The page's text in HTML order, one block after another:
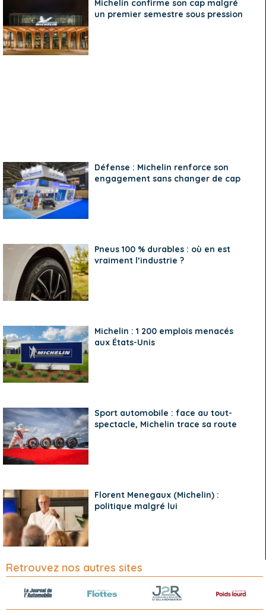
Michelin confirme son cap malgré
un premier semestre sous pression
Défense : Michelin renforce son
engagement sans changer de cap
Pneus 100 % durables : où en est
vraiment l’industrie ?
Michelin : 1 200 emplois menacés
aux États-Unis
Sport automobile : face au tout-
spectacle, Michelin trace sa route
Florent Menegaux (Michelin) :
politique malgré lui
Retrouvez nos autres sites